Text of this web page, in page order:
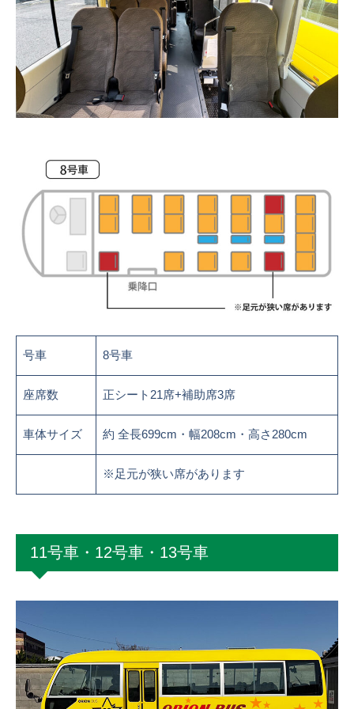
号車 8号車
座席数 正シート21席+補助席3席
車体サイズ 約 全長699cm・幅208cm・高さ280cm
※足元が狭い席があります
11号車・12号車・13号車